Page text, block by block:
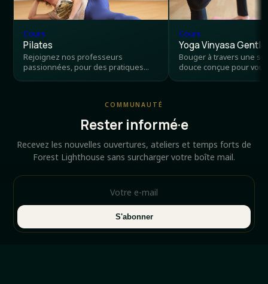
Cours
Pilates
Rejoignez nos professeurs
passionnées, pour des pratiques
posture au quotidien et
développerez une connexion
harmonieuse entre votre corps et
Cours
Yoga Vinyasa Gentle
Bouger à travers une
douce conçue pour
COMMUNAUTÉ
Rester informé·e
Recevez les nouvelles ouvertures, ateliers et temps forts de
Forest Lighthouse sans surcharger votre boîte mail.
S'abonner